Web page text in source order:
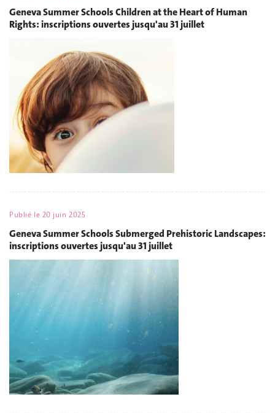
Geneva Summer Schools Children at the Heart of Human
Rights: inscriptions ouvertes jusqu'au 31 juillet
Publié le 20 juin 2025
Geneva Summer Schools Submerged Prehistoric Landscapes:
inscriptions ouvertes jusqu'au 31 juillet